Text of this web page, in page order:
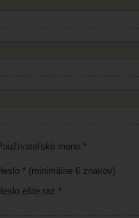
meno *
* (minimálne 6 znakov)
ešte raz *